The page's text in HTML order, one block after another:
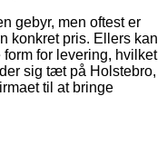
gebyr, men oftest er
konkret pris. Ellers kan
for levering, hvilket
sig tæt på Holstebro,
til at bringe